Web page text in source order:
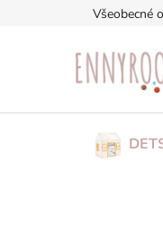
Všeobecné